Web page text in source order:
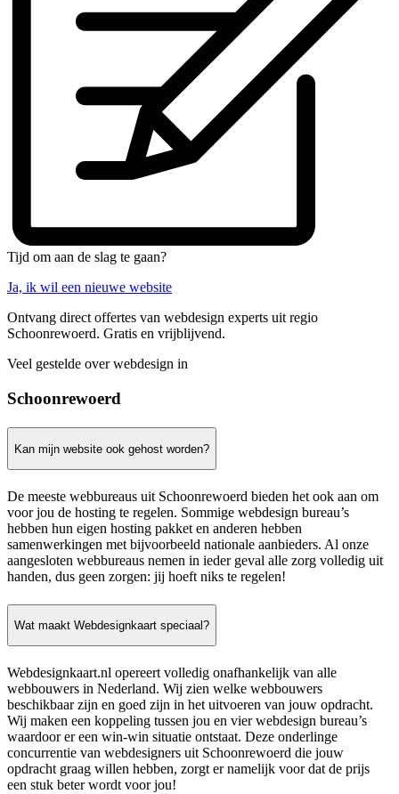
Tijd om aan de slag te gaan?
Ja, ik wil een nieuwe website
Ontvang direct offertes van webdesign experts uit regio
Schoonrewoerd. Gratis en vrijblijvend.
Veel gestelde over webdesign in
Schoonrewoerd
Kan mijn website ook gehost worden?
De meeste webbureaus uit Schoonrewoerd bieden het ook aan om
voor jou de hosting te regelen. Sommige webdesign bureau’s
hebben hun eigen hosting pakket en anderen hebben
samenwerkingen met bijvoorbeeld nationale aanbieders. Al onze
aangesloten webbureaus nemen in ieder geval alle zorg volledig uit
handen, dus geen zorgen: jij hoeft niks te regelen!
Wat maakt Webdesignkaart speciaal?
Webdesignkaart.nl opereert volledig onafhankelijk van alle
webbouwers in Nederland. Wij zien welke webbouwers
beschikbaar zijn en goed zijn in het uitvoeren van jouw opdracht.
Wij maken een koppeling tussen jou en vier webdesign bureau’s
waardoor er een win-win situatie ontstaat. Deze onderlinge
concurrentie van webdesigners uit Schoonrewoerd die jouw
opdracht graag willen hebben, zorgt er namelijk voor dat de prijs
een stuk beter wordt voor jou!